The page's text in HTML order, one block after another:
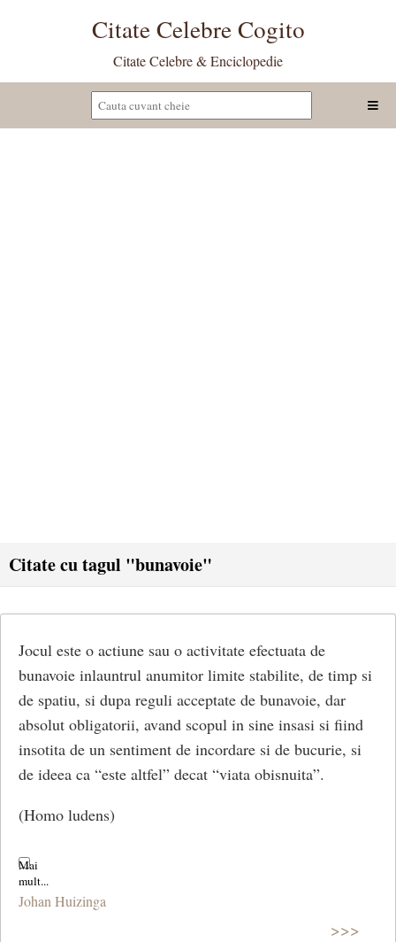
Citate Celebre Cogito
Citate Celebre & Enciclopedie
Citate cu tagul "bunavoie"
Jocul este o actiune sau o activitate efectuata de
bunavoie inlauntrul anumitor limite stabilite, de timp si
de spatiu, si dupa reguli acceptate de bunavoie, dar
absolut obligatorii, avand scopul in sine insasi si fiind
insotita de un sentiment de incordare si de bucurie, si
de ideea ca “este altfel” decat “viata obisnuita”.
(Homo ludens)
Johan Huizinga
>>>